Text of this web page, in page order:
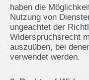
haben die
Nutzung von
ungeachtet der
Widerspruchsrecht
auszuüben, bei
verwendet werden.